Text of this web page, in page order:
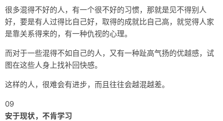
很多混得不好的人，有一个很不好的习惯，那就是见不得别人
好，要是有人过得比自己好，取得的成就比自己高，就觉得人家
是靠关系得来的，有一种仇视的心理。
而对于一些混得不如自己的人，又有一种趾高气扬的优越感，试
图在这些人身上找补回快感。
这样的人，很难会有进步，而且往往会越混越差。
09
安于现状，不肯学习